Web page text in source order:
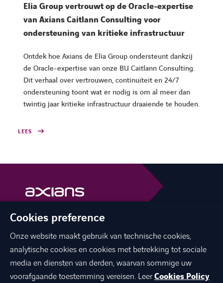
Elia Group vertrouwt op de Oracle-expertise
van Axians Caitlann Consulting voor
ondersteuning van kritieke infrastructuur
Ontdek hoe Axians de Elia Group ondersteunt dankzij
de Oracle-expertise van onze BU Caitlann Consulting.
Dit verhaal over vertrouwen, continuïteit en 24/7
ondersteuning toont wat er nodig is om al meer dan
twintig jaar kritieke infrastructuur draaiende te houden.
LEES
facebooklinkedinyoutube
OVER ONS
Cookies preference
Onze website maakt gebruik van technische cookies,
analytische cookies en cookies met betrekking tot sociale
media en diensten van derden, waarvan sommige uw
voorafgaande toestemming vereisen. LeerCookies Policy